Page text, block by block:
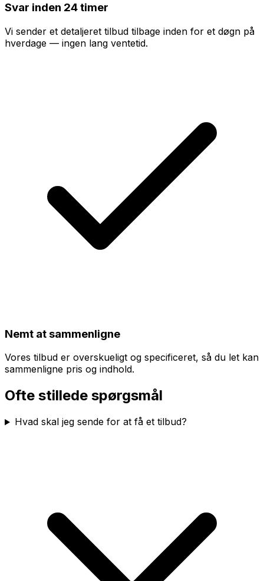
Svar inden 24 timer
Vi sender et detaljeret tilbud tilbage inden for et døgn på
hverdage — ingen lang ventetid.
Nemt at sammenligne
Vores tilbud er overskueligt og specificeret, så du let kan
sammenligne pris og indhold.
Ofte stillede spørgsmål
Hvad skal jeg sende for at få et tilbud?